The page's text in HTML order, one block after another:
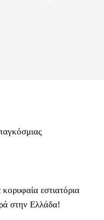
εστιατόρια
στην Ελλάδα!